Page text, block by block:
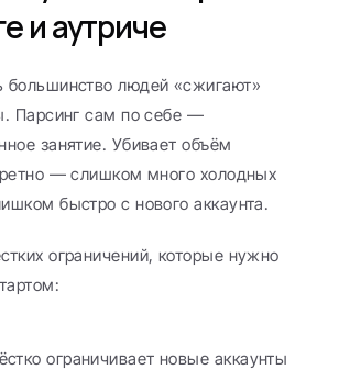
и аутриче
большинство людей «сжигают»
Парсинг сам по себе —
занятие. Убивает объём
— слишком много холодных
быстро с нового аккаунта.
ограничений, которые нужно
ограничивает новые аккаунты